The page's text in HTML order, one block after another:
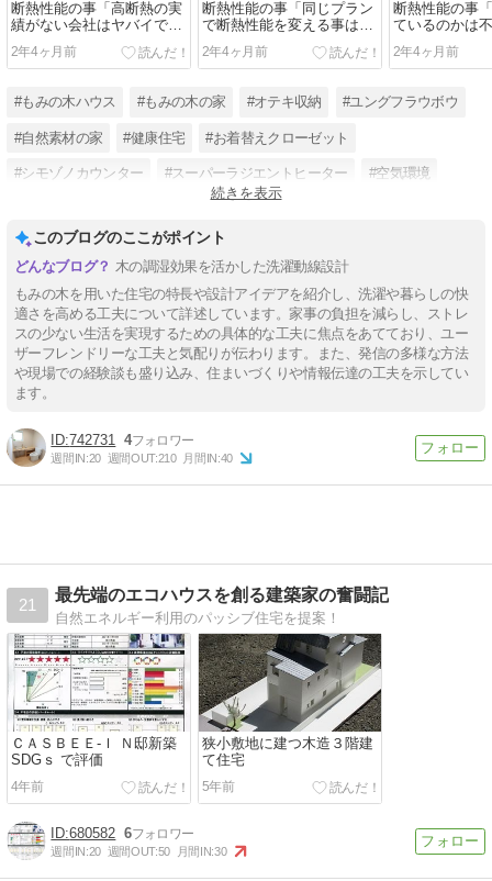
断熱性能の事「高断熱の実
績がない会社はヤバイで
す」
2年4ヶ月前
断熱性能の事「同じプラン
で断熱性能を変える事はお
かしい」
2年4ヶ月前
断熱性能の事
ているのかは
2年4ヶ月前
#もみの木ハウス #もみの木の家 #オテキ収納 #ユングフラウボウ
#自然素材の家 #健康住宅 #お着替えクローゼット
#シモゾノカウンター #スーパーラジエントヒーター #空気環境
続きを表示
このブログのここがポイント
木の調湿効果を活かした洗濯動線設計
もみの木を用いた住宅の特長や設計アイデアを紹介し、洗濯や暮らしの快
適さを高める工夫について詳述しています。家事の負担を減らし、ストレ
スの少ない生活を実現するための具体的な工夫に焦点をあてており、ユー
ザーフレンドリーな工夫と気配りが伝わります。また、発信の多様な方法
や現場での経験談も盛り込み、住まいづくりや情報伝達の工夫を示してい
ます。
742731 4
週間IN:20 週間OUT:210 月間IN:40
21
最先端のエコハウスを創る建築家の奮闘記
自然エネルギー利用のパッシブ住宅を提案！
ＣＡＳＢＥＥ-Ｉ Ｎ邸新築
SDGｓ で評価
4年前
狭小敷地に建つ木造３階建
て住宅
5年前
680582 6
週間IN:20 週間OUT:50 月間IN:30